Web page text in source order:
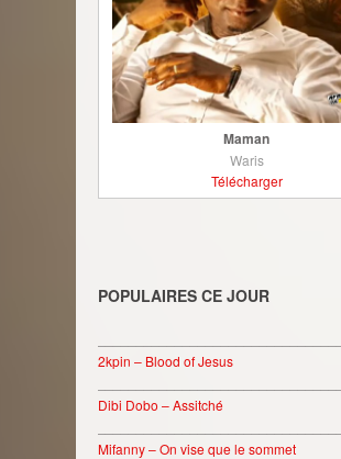
Maman
Waris
Télécharger
POPULAIRES CE JOUR
2kpin – Blood of Jesus
Dibi Dobo – Assitché
Mifanny – On vise que le sommet